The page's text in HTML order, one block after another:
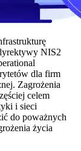
NIS2
dla firm
Zagrożenia
celem
i sieci
do poważnych
życia